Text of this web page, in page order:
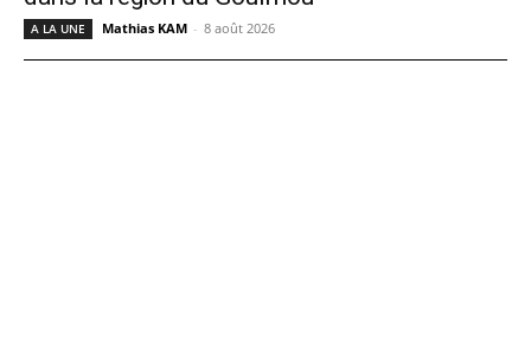
A LA UNE Mathias KAM - 8 août 2026